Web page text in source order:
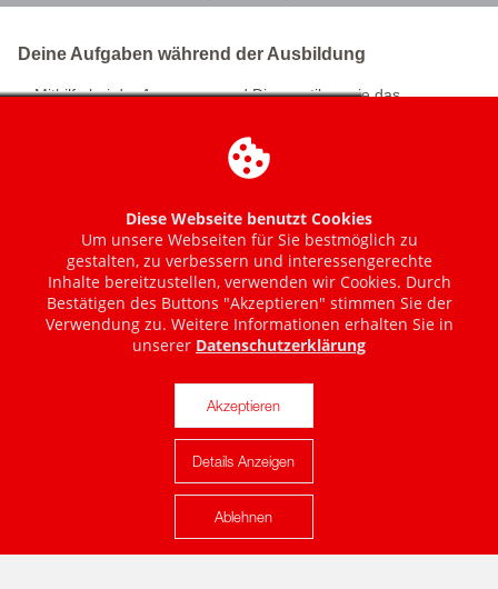
Karte anzeigen
Diese Webseite benutzt Cookies
Um unsere Webseiten für Sie bestmöglich zu
gestalten, zu verbessern und interessengerechte
Inhalte bereitzustellen, verwenden wir Cookies. Durch
Bestätigen des Buttons "Akzeptieren" stimmen Sie der
Verwendung zu. Weitere Informationen erhalten Sie in
unserer Datenschutzerklärung
Akzeptieren
Details Anzeigen
Ablehnen